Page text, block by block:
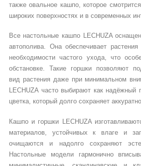
также овальное кашпо, которое
широких поверхностях и в современных
Все настольные кашпо LECHUZA
автополива. Она обеспечивает
необходимости частого ухода, что
обстановке. Такие горшки позволяют
вид растения даже при минимальном
LECHUZA часто выбирают как надёжный
цветка, который долго сохраняет
Кашпо и горшки LECHUZA
материалов, устойчивых к влаге и
очищаются и надолго сохраняют
Настольные модели гармонично